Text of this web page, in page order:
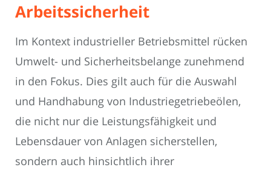
Arbeitssicherheit
Im Kontext industrieller Betriebsmittel rücken
Umwelt- und Sicherheitsbelange zunehmend
in den Fokus. Dies gilt auch für die Auswahl
und Handhabung von Industriegetriebeölen,
die nicht nur die Leistungsfähigkeit und
Lebensdauer von Anlagen sicherstellen,
sondern auch hinsichtlich ihrer